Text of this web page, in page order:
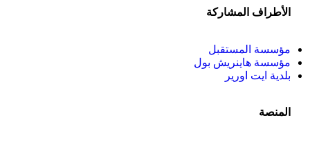
الأطراف المشاركة
مؤسسة المستقبل
مؤسسة هاينريش بول
بلدية ايت اورير
المنصة